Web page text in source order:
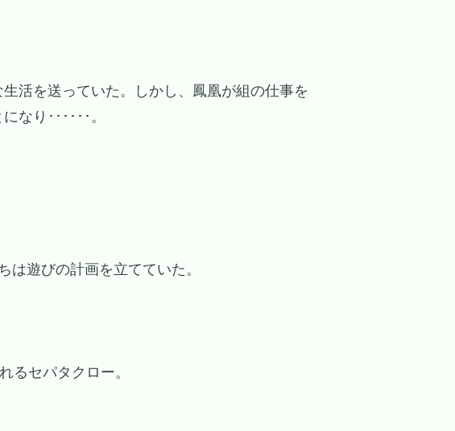
活を送っていた。しかし、鳳凰が組の仕事を
なり･･････。
遊びの計画を立てていた。
るセパタクロー。